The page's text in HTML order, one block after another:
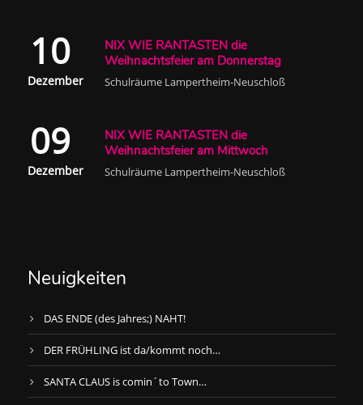
10
Dezember
NIX WIE RANTASTEN die
Weihnachtsfeier am Donnerstag
Schulräume Lampertheim-Neuschloß
09
Dezember
NIX WIE RANTASTEN die
Weihnachtsfeier am Mittwoch
Schulräume Lampertheim-Neuschloß
Neuigkeiten
DAS ENDE (des Jahres;) NAHT!
DER FRÜHLING ist da/kommt noch…
SANTA CLAUS is comin´to Town…